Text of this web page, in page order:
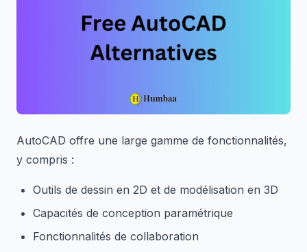
AutoCAD offre une large gamme de fonctionnalités,
y compris :
Outils de dessin en 2D et de modélisation en 3D
Capacités de conception paramétrique
Fonctionnalités de collaboration